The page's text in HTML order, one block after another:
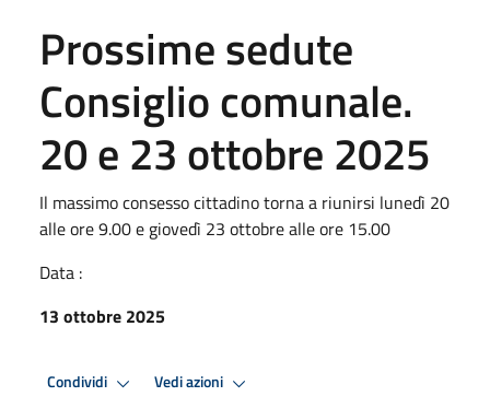
Prossime sedute
Consiglio comunale.
20 e 23 ottobre 2025
Il massimo consesso cittadino torna a riunirsi lunedì 20
alle ore 9.00 e giovedì 23 ottobre alle ore 15.00
Data :
13 ottobre 2025
Condividi Vedi azioni